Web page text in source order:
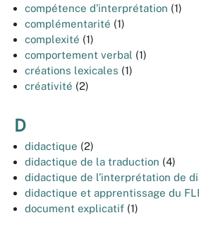
compétence d’interprétation (1)
complémentarité (1)
complexité (1)
comportement verbal (1)
créations lexicales (1)
créativité (2)
D
didactique (2)
didactique de la traduction (4)
didactique de l’interprétation de
didactique et apprentissage du
document explicatif (1)